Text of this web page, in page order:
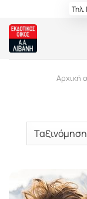
content
Τηλ.
Αρχική